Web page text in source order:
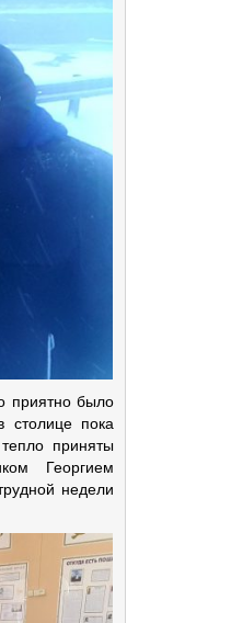
приятно было
столице пока
приняты
Георгием
недели